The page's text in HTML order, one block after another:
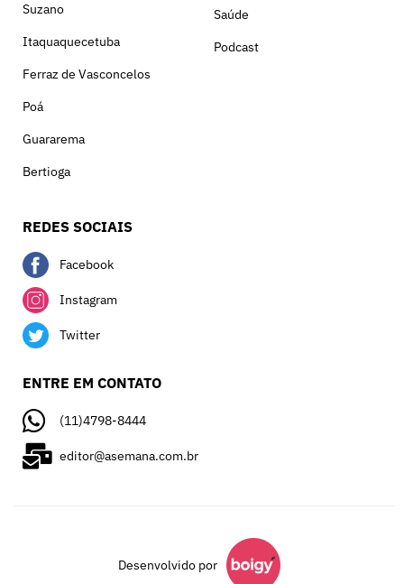
Suzano
Itaquaquecetuba
Ferraz de Vasconcelos
Poá
Guararema
Bertioga
Saúde
Podcast
REDES SOCIAIS
Facebook
Instagram
Twitter
ENTRE EM CONTATO
(11)4798-8444
editor@asemana.com.br
Desenvolvido por